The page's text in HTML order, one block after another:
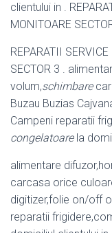
clientului in .
MONITOARE
REPARATII SERVICE
SECTOR 3 .
volum,schimbare
Buzau Buzias
Campeni reparatii
congelatoarela
alimentare
carcasa orice
digitizer,folie on/off
reparatii